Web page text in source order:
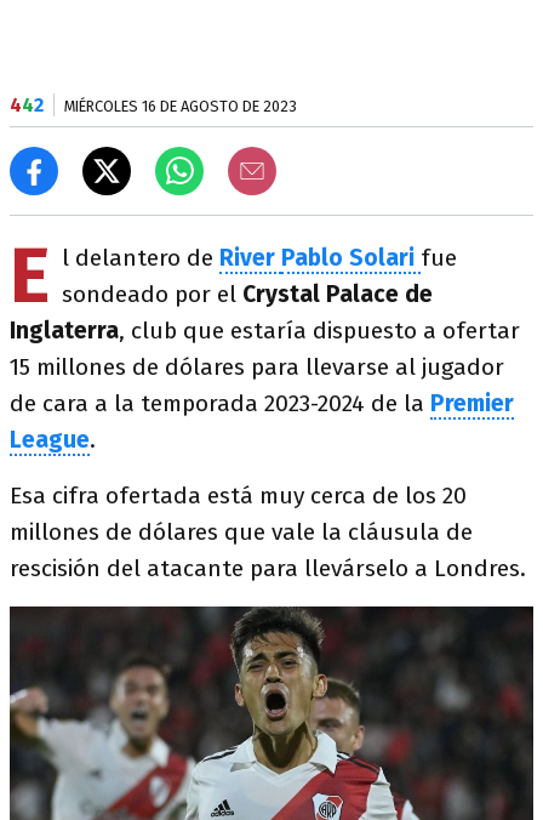
442 MIÉRCOLES 16 DE AGOSTO DE 2023
E l delantero de River Pablo Solari fue
sondeado por el Crystal Palace de
Inglaterra, club que estaría dispuesto a ofertar
15 millones de dólares para llevarse al jugador
de cara a la temporada 2023-2024 de la Premier
League.
Esa cifra ofertada está muy cerca de los 20
millones de dólares que vale la cláusula de
rescisión del atacante para llevárselo a Londres.